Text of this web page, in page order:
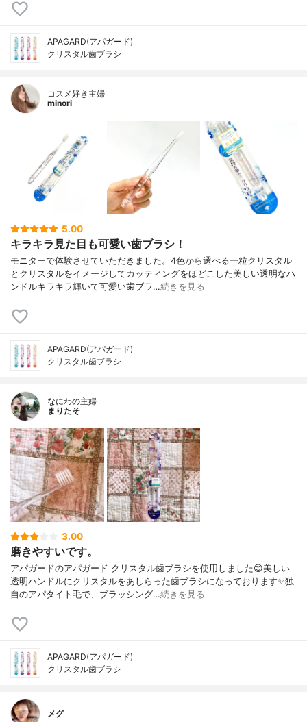
APAGARD(アパガード)
クリスタル歯ブラシ
コスメ好き主婦
minori
5.00
キラキラ見た目も可愛い歯ブラシ！
モニターで体験させていただきました。4色から選べる一粒クリスタル
とクリスタルをイメージしてカッティングをほどこした美しい透明なハ
ンドルキラキラ輝いて可愛い歯ブラ…続きを見る
APAGARD(アパガード)
クリスタル歯ブラシ
なにわの主婦
まりたそ
3.00
磨きやすいです。
アパガードのアパガード クリスタル歯ブラシを使用しました😊美しい
透明ハンドルにクリスタルをあしらった歯ブラシになっております✨独
自のアパタイト毛で、ブラッシング…続きを見る
APAGARD(アパガード)
クリスタル歯ブラシ
メグ